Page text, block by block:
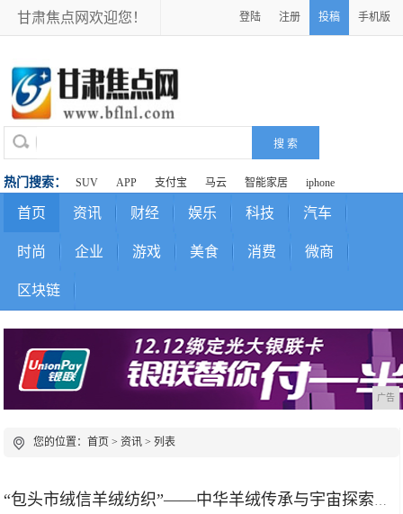
甘肃焦点网欢迎您！ 登陆 注册 投稿 手机版
热门搜索： SUV APP 支付宝 马云 智能家居 iphone
首页 资讯 财经 娱乐 科技 汽车
时尚 企业 游戏 美食 消费 微商
区块链
广告
您的位置：首页 >资讯 > 列表